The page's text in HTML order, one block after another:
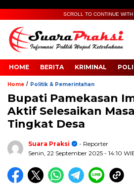
SCROLL TO CONTINUE
HOME BERITA KRIMINAL
Home / Politik & Pemerintahan
Bupati Pamekasan
Aktif Selesaikan
Tingkat Desa
Suara Praksi
- Reporter
Senin, 22 September 2025 - 14:10